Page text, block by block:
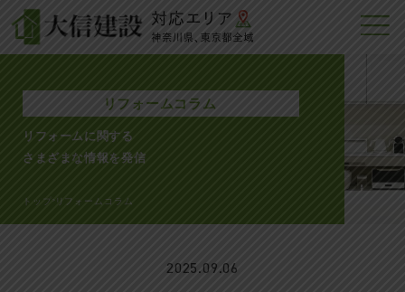
リフォームコラム
リフォームに関する
さまざまな情報を発信
トップ >リフォームコラム
2025.09.06